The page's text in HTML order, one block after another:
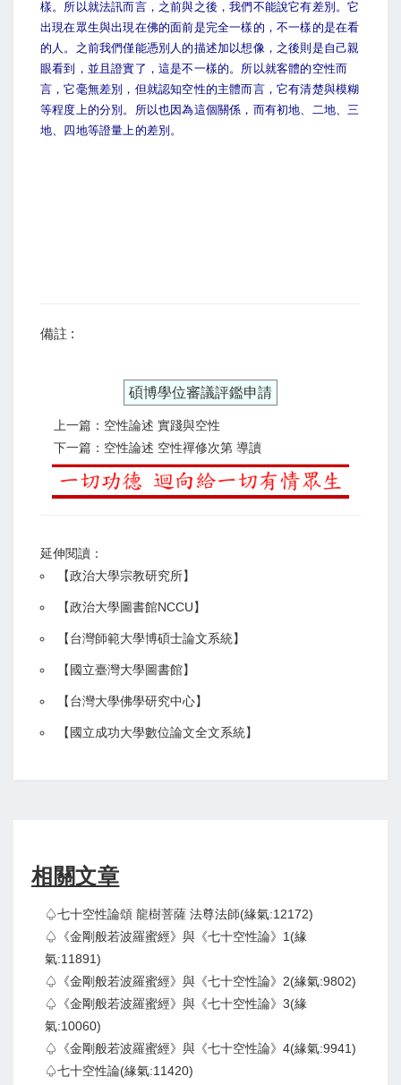
樣。所以就法訊而言，之前與之後，我們不能說它有差別。它
出現在眾生與出現在佛的面前是完全一樣的，不一樣的是在看
的人。之前我們僅能憑別人的描述加以想像，之後則是自己親
眼看到，並且證實了，這是不一樣的。所以就客體的空性而
言，它毫無差別，但就認知空性的主體而言，它有清楚與模糊
等程度上的分別。所以也因為這個關係，而有初地、二地、三
地、四地等證量上的差別。
備註 :
碩博學位審議評鑑申請
上一篇：空性論述 實踐與空性
下一篇：空性論述 空性禪修次第 導讀
延伸閱讀：
【政治大學宗教研究所】
【政治大學圖書館NCCU】
【台灣師範大學博碩士論文系統】
【 國立臺灣大學圖書館】
【台灣大學佛學研究中心】
【 國立成功大學數位論文全文系統】
相關文章
♤七十空性論頌 龍樹菩薩 法尊法師(緣氣:12172)
♤《金剛般若波羅蜜經》與《七十空性論》1(緣
氣:11891)
♤《金剛般若波羅蜜經》與《七十空性論》2(緣氣:9802)
♤《金剛般若波羅蜜經》與《七十空性論》3(緣
氣:10060)
♤《金剛般若波羅蜜經》與《七十空性論》4(緣氣:9941)
♤七十空性論(緣氣:11420)